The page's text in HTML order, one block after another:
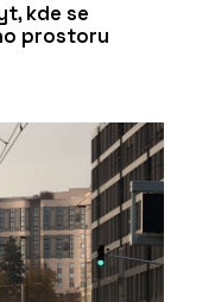
kde se
prostoru